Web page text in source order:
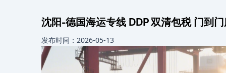
沈阳-德国海运专线 DDP 双清包税 门到
发布时间：2026-05-13